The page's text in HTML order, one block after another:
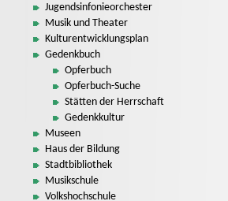
Jugendsinfonieorchester
Musik und Theater
Kulturentwicklungsplan
Gedenkbuch
Opferbuch
Opferbuch-Suche
Stätten der Herrschaft
Gedenkkultur
Museen
Haus der Bildung
Stadtbibliothek
Musikschule
Volkshochschule